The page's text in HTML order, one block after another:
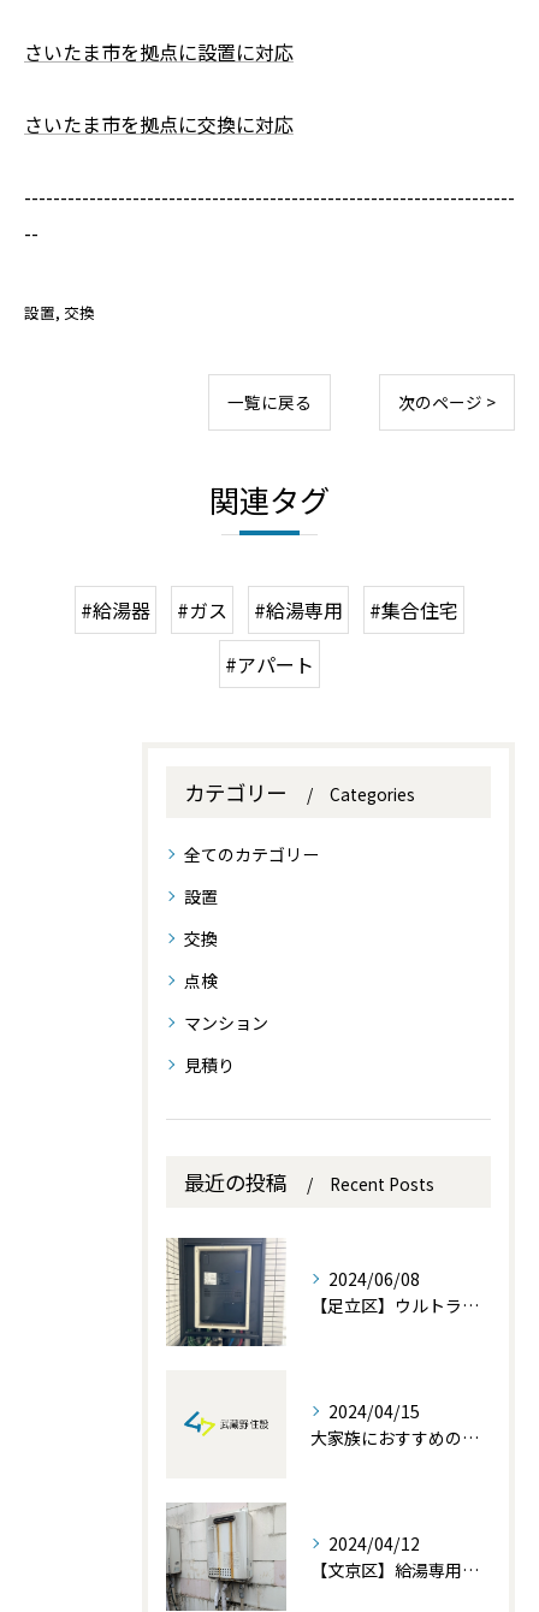
さいたま市を拠点に設置に対応
さいたま市を拠点に交換に対応
--------------------------------------------------------------------
--
設置 交換
一覧に戻る 次のページ >
関連タグ
#給湯器 #ガス #給湯専用
#集合住宅
#アパート
カテゴリー Categories
全てのカテゴリー
設置
交換
点検
マンション
見積り
最近の投稿 Recent Posts
2024/06/08
【足立区】ウルトラファインバブル内蔵熱源機の交換設置を行いました。
2024/04/15
大家族におすすめの給湯器！家族みんなが快適に過ごせる温かい暮らしを実現！
2024/04/12
【文京区】給湯専用交換設置を行いました。